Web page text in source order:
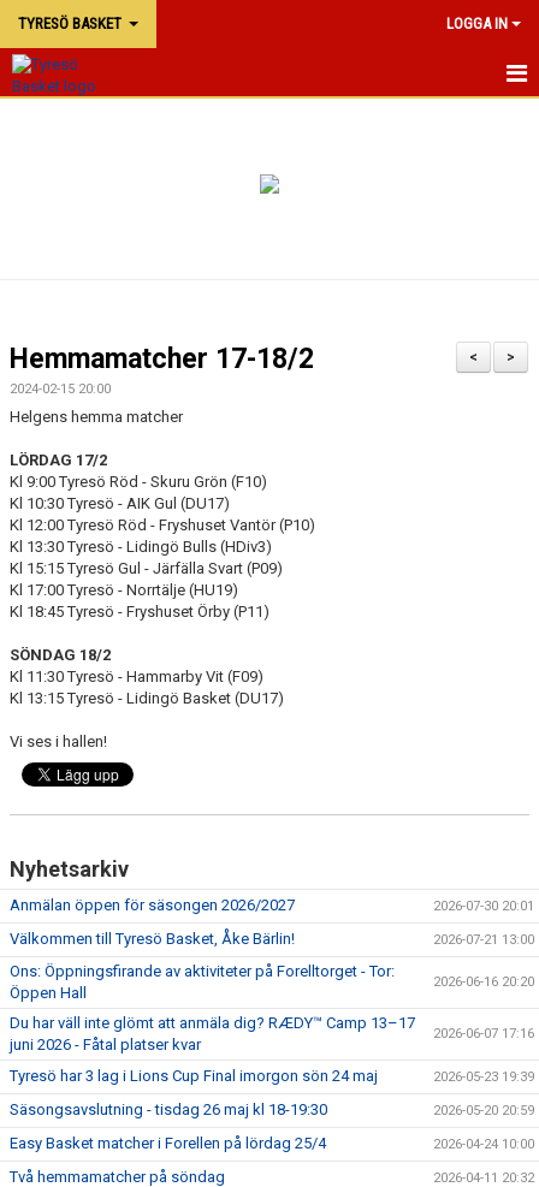
TYRESÖ BASKET LOGGA IN
DOKUMENT
>
<
Hemmamatcher 17-18/2
2024-02-15 20:00
Helgens hemma matcher
LÖRDAG 17/2
Kl 9:00 Tyresö Röd - Skuru Grön (F10)
Kl 10:30 Tyresö - AIK Gul (DU17)
Kl 12:00 Tyresö Röd - Fryshuset Vantör (P10)
Kl 13:30 Tyresö - Lidingö Bulls (HDiv3)
Kl 15:15 Tyresö Gul - Järfälla Svart (P09)
Kl 17:00 Tyresö - Norrtälje (HU19)
Kl 18:45 Tyresö - Fryshuset Örby (P11)
SÖNDAG 18/2
Kl 11:30 Tyresö - Hammarby Vit (F09)
Kl 13:15 Tyresö - Lidingö Basket (DU17)
Vi ses i hallen!
Nyhetsarkiv
Anmälan öppen för säsongen 2026/2027 2026-07-30 20:01
Välkommen till Tyresö Basket, Åke Bärlin! 2026-07-21 13:00
Ons: Öppningsfirande av aktiviteter på Forelltorget - Tor:
Öppen Hall
2026-06-16 20:20
Du har väll inte glömt att anmäla dig? RÆDY™ Camp 13–17
juni 2026 - Fåtal platser kvar
2026-06-07 17:16
Tyresö har 3 lag i Lions Cup Final imorgon sön 24 maj 2026-05-23 19:39
Säsongsavslutning - tisdag 26 maj kl 18-19:30 2026-05-20 20:59
Easy Basket matcher i Forellen på lördag 25/4 2026-04-24 10:00
Två hemmamatcher på söndag 2026-04-11 20:32